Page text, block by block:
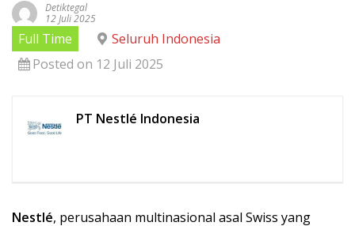
Detiktegal
12 Juli 2025
Full Time
Seluruh Indonesia
Posted on 12 Juli 2025
PT Nestlé Indonesia
Nestlé, perusahaan multinasional asal Swiss yang